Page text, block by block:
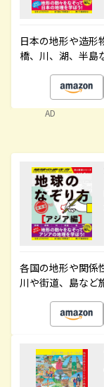
日本の地形や造形
橋、川、湖、半島
AD
各国の地形や関係
川や街道、島など